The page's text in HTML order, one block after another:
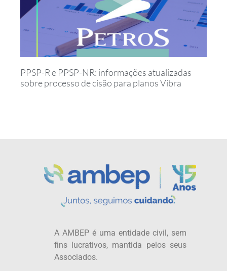
PPSP-R e PPSP-NR: informações atualizadas
sobre processo de cisão para planos Vibra
A AMBEP é uma entidade civil, sem
fins lucrativos, mantida pelos seus
Associados.